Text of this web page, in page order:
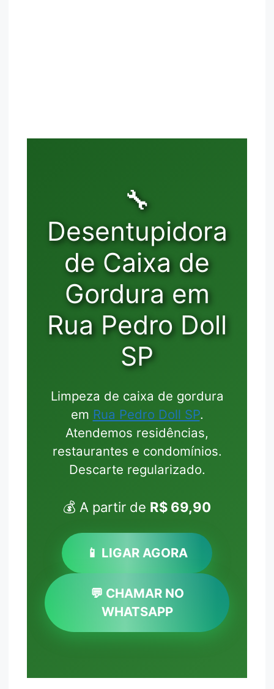
🔧
Desentupidora
de Caixa de
Gordura em
Rua Pedro Doll
SP
Limpeza de caixa de gordura
em Rua Pedro Doll SP.
Atendemos residências,
restaurantes e condomínios.
Descarte regularizado.
💰 A partir de R$ 69,90
📱 LIGAR AGORA
💬 CHAMAR NO
WHATSAPP